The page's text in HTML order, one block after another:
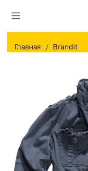
Главная Brandit